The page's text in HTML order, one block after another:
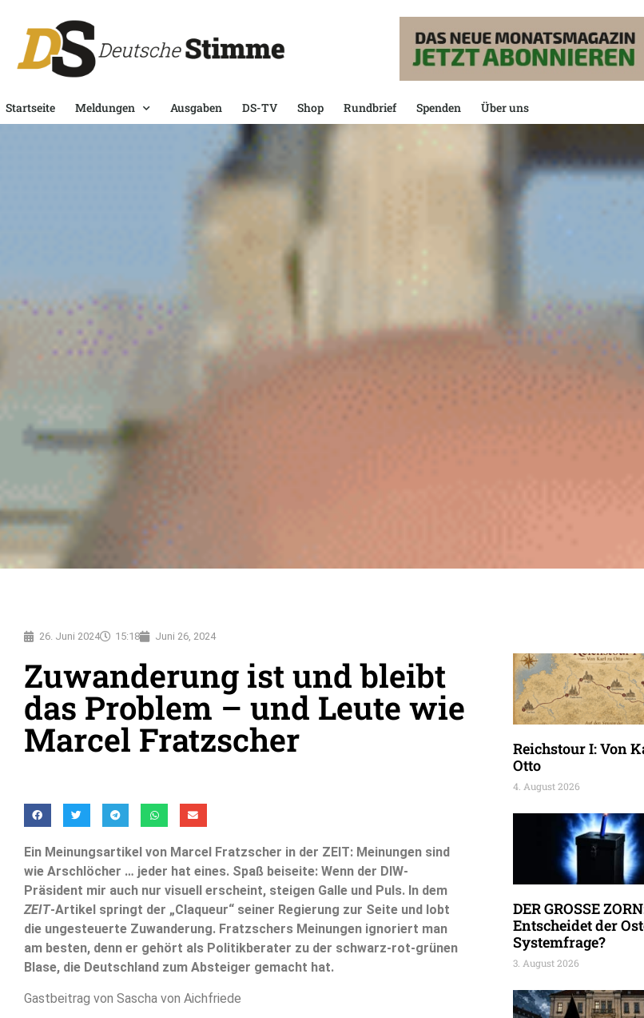
Startseite Meldungen Ausgaben DS-TV Shop Rundbrief Spenden Über uns
26. Juni 2024 15:18 Juni 26, 2024
Zuwanderung ist und bleibt
das Problem – und Leute wie
Marcel Fratzscher
Ein Meinungsartikel von Marcel Fratzscher in der ZEIT: Meinungen sind
wie Arschlöcher … jeder hat eines. Spaß beiseite: Wenn der DIW-
Präsident mir auch nur visuell erscheint, steigen Galle und Puls. In dem
ZEIT-Artikel springt der „Claqueur“ seiner Regierung zur Seite und lobt
die ungesteuerte Zuwanderung. Fratzschers Meinungen ignoriert man
am besten, denn er gehört als Politikberater zu der schwarz-rot-grünen
Blase, die Deutschland zum Absteiger gemacht hat.
Gastbeitrag von Sascha von Aichfriede
Reichstour I: Von
Otto
4. August 2026
DER GROSSE
Entscheidet der
Systemfrage?
3. August 2026